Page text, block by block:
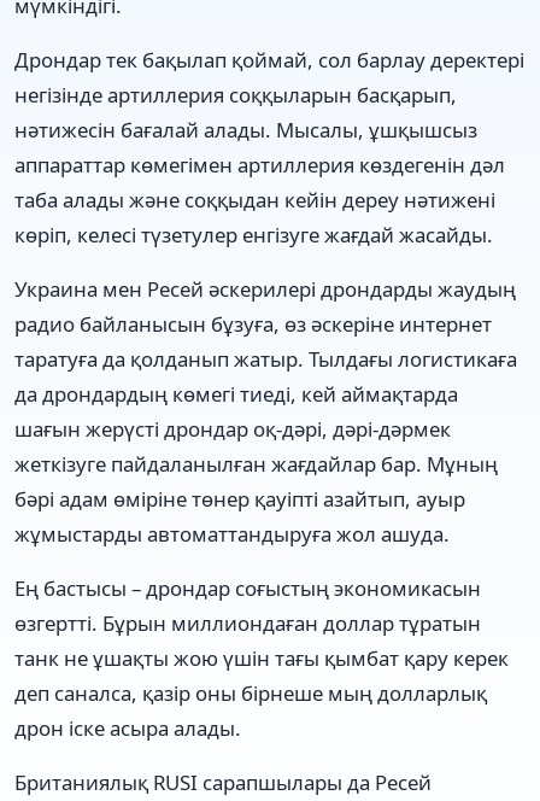
Дрондар тек бақылап қоймай, сол барлау деректері
негізінде артиллерия соққыларын басқарып,
нәтижесін бағалай алады. Мысалы, ұшқышсыз
аппараттар көмегімен артиллерия көздегенін дәл
таба алады және соққыдан кейін дереу нәтижені
көріп, келесі түзетулер енгізуге жағдай жасайды.
Украина мен Ресей әскерилері дрондарды жаудың
радио байланысын бұзуға, өз әскеріне интернет
таратуға да қолданып жатыр. Тылдағы логистикаға
да дрондардың көмегі тиеді, кей аймақтарда
шағын жерүсті дрондар оқ-дәрі, дәрі-дәрмек
жеткізуге пайдаланылған жағдайлар бар. Мұның
бәрі адам өміріне төнер қауіпті азайтып, ауыр
жұмыстарды автоматтандыруға жол ашуда.
Ең бастысы – дрондар соғыстың экономикасын
өзгертті. Бұрын миллиондаған доллар тұратын
танк не ұшақты жою үшін тағы қымбат қару керек
деп саналса, қазір оны бірнеше мың долларлық
дрон іске асыра алады.
Британиялық RUSI сарапшылары да Ресей